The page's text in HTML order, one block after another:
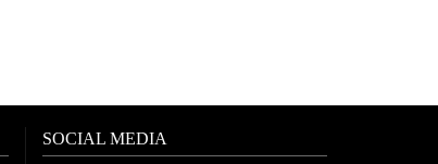
SOCIAL MEDIA